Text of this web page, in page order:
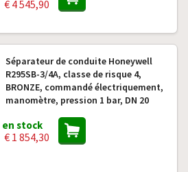
€ 4 545,90
Séparateur de conduite Honeywell
R295SB-3/4A, classe de risque 4,
BRONZE, commandé électriquement,
manomètre, pression 1 bar, DN 20
en stock
€ 1 854,30